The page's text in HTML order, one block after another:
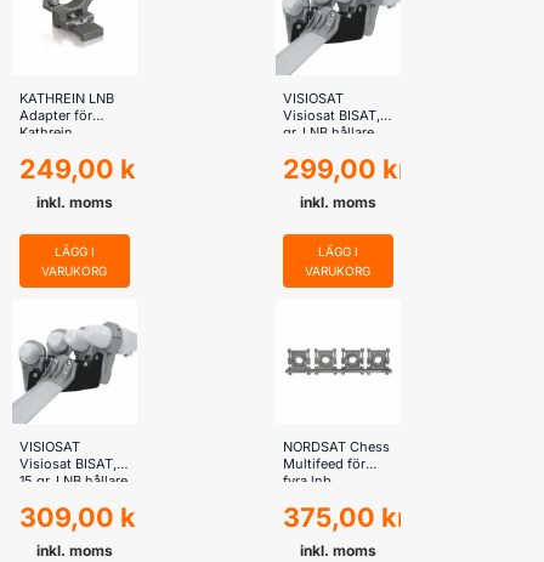
KATHREIN LNB
Adapter för
Kathrein
249,00 kr
inkl. moms
LÄGG I
VARUKORG
VISIOSAT
Visiosat BISAT, 9
gr, LNB hållare
Astar 23,5E och
Astra 28,2E)
299,00 kr
inkl. moms
LÄGG I
VARUKORG
VISIOSAT
Visiosat BISAT,
15 gr, LNB hållare
Astra 19E och
Astar 28E)
309,00 kr
inkl. moms
NORDSAT Chess
Multifeed för
fyra lnb
375,00 kr
inkl. moms